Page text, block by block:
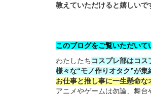
教えていただけると嬉しいで
このブログをご覧いただい
わたしたちコスプレ部はコ
様々な“モノ作りオタク”が集
お仕事と推し事に一生懸命
アニメやゲームは勿論、舞